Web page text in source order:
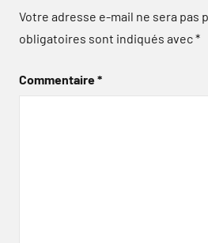
Votre adresse e-mail ne sera pas
obligatoires sont indiqués avec*
Commentaire*